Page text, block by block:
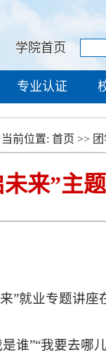
学院首页
专业认证
当前位置: 首页 >>
来”主
”就业专题讲座
谁”“我要去哪